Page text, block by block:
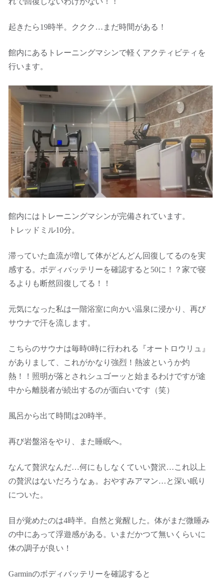
起きたら19時半。ククク…まだ時間がある！
館内にあるトレーニングマシンで軽くアクティビティを
行います。
館内にはトレーニングマシンが完備されています。
トレッドミル10分。
滞っていた血流が増して体がどんどん回復してるのを実
感する。ボディバッテリーを確認すると50に！？家で寝
るよりも断然回復してる！！
元気になった私は一階浴室に向かい温泉に浸かり、再び
サウナで汗を流します。
こちらのサウナは毎時0時に行われる『オートロウリュ』
がありまして、これがかなり強烈！熱波というか灼
熱！！照明が落とされシュゴーッと始まるわけですが途
中から離脱者が続出するのが面白いです（笑）
風呂から出て時間は20時半。
再び岩盤浴をやり、また睡眠へ。
なんて贅沢なんだ…何にもしなくていい贅沢…これ以上
の贅沢はないだろうなぁ。おやすみアマン…と深い眠り
についた。
目が覚めたのは4時半。自然と覚醒した。体がまだ微睡み
の中にあって浮遊感がある。いまだかつて無いくらいに
体の調子が良い！
Garminのボディバッテリーを確認すると